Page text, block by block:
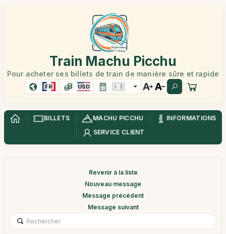
Train Machu Picchu
Pour acheter ses billets de train de manière sûre et rapide
FR USD
BILLETS MACHU PICCHU
INFORMATIONS
SERVICE CLIENT
Revenir à la liste
Nouveau message
Message précédent
Message suivant